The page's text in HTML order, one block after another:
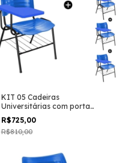
KIT 05 Cadeiras
Universitárias com porta
livros cor Azul Prancheta
Plástica
R$725,00
R$810,00